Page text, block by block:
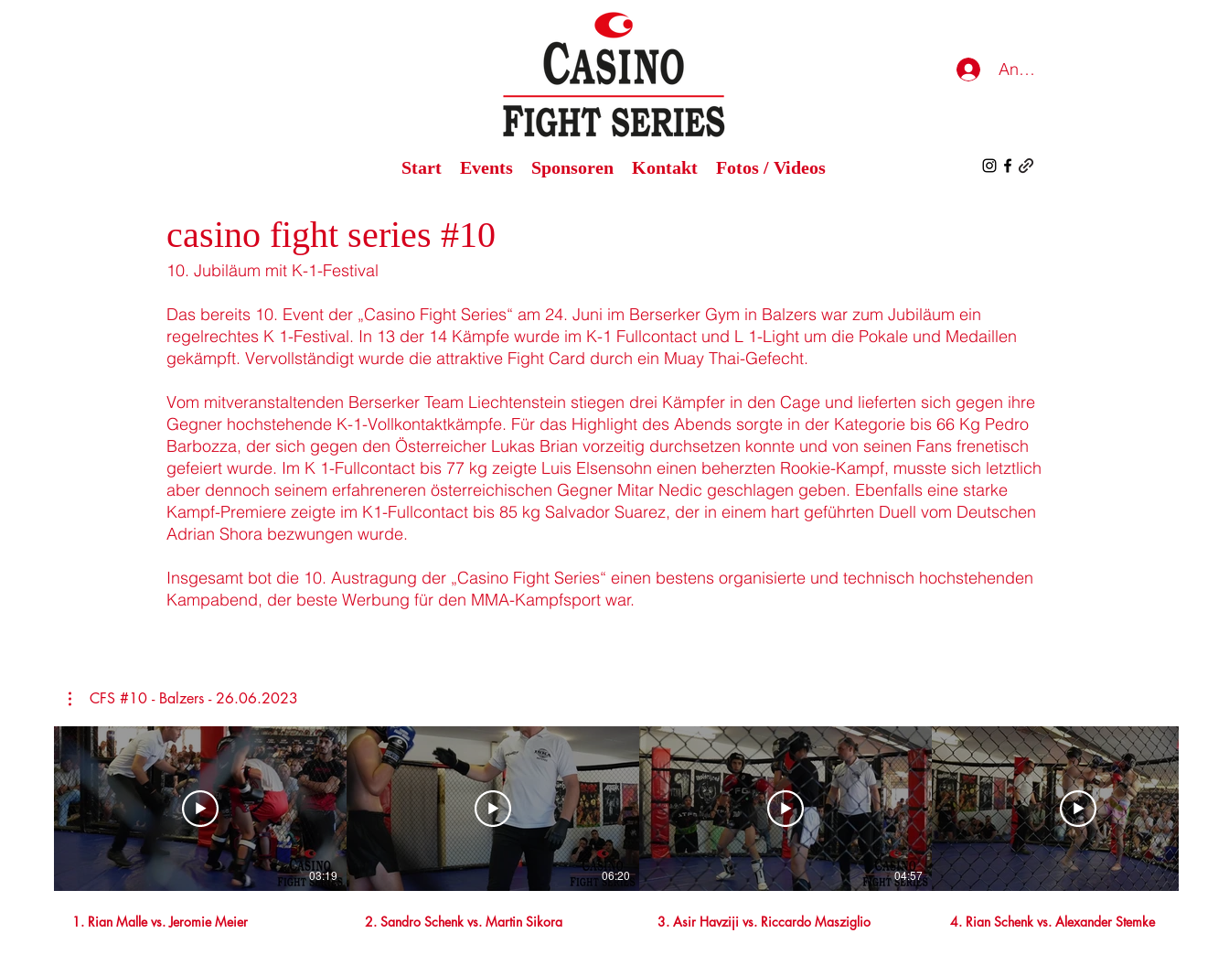
Anmelden
Start Events Sponsoren Kontakt Fotos / Videos
casino fight series #10
10. Jubiläum mit K-1-Festival
Das bereits 10. Event der „Casino Fight Series“ am 24. Juni im Berserker Gym in Balzers war zum Jubiläum ein
regelrechtes K 1-Festival. In 13 der 14 Kämpfe wurde im K-1 Fullcontact und L 1-Light um die Pokale und Medaillen
gekämpft. Vervollständigt wurde die attraktive Fight Card durch ein Muay Thai-Gefecht.
Vom mitveranstaltenden Berserker Team Liechtenstein stiegen drei Kämpfer in den Cage und lieferten sich gegen ihre
Gegner hochstehende K-1-Vollkontaktkämpfe. Für das Highlight des Abends sorgte in der Kategorie bis 66 Kg Pedro
Barbozza, der sich gegen den Österreicher Lukas Brian vorzeitig durchsetzen konnte und von seinen Fans frenetisch
gefeiert wurde. Im K 1-Fullcontact bis 77 kg zeigte Luis Elsensohn einen beherzten Rookie-Kampf, musste sich letztlich
aber dennoch seinem erfahreneren österreichischen Gegner Mitar Nedic geschlagen geben. Ebenfalls eine starke
Kampf-Premiere zeigte im K1-Fullcontact bis 85 kg Salvador Suarez, der in einem hart geführten Duell vom Deutschen
Adrian Shora bezwungen wurde.
Insgesamt bot die 10. Austragung der „Casino Fight Series“ einen bestens organisierte und technisch hochstehenden
Kampabend, der beste Werbung für den MMA-Kampfsport war.
CFS #10 - Balzers - 26.06.2023
03:19
1. Rian Malle vs. Jeromie Meier
06:20
2. Sandro Schenk vs. Martin Sikora
04:57
3. Asir Havziji vs. Riccardo Masziglio 4. Rian Schenk vs. Alexander Stemke